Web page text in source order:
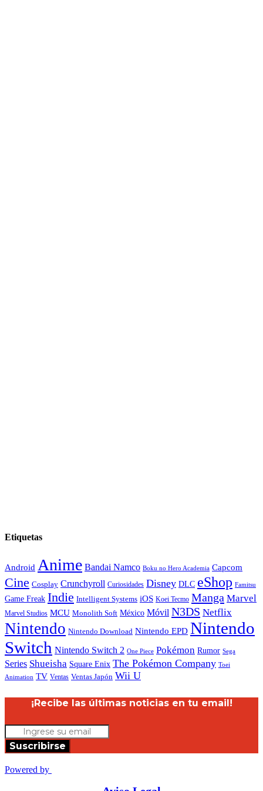
Etiquetas
Android Anime Bandai Namco Boku no Hero Academia Capcom
Cine Cosplay Crunchyroll Curiosidades Disney DLC eShop Famitsu
Game Freak Indie Intelligent Systems iOS Koei Tecmo Manga Marvel
Marvel Studios MCU Monolith Soft México Móvil N3DS Netflix
Nintendo Nintendo Download Nintendo EPD Nintendo
Switch Nintendo Switch 2 One Piece Pokémon Rumor Sega
Series Shueisha Square Enix The Pokémon Company Toei
Animation TV Ventas Ventas Japón Wii U
¡Recibe las últimas noticias en tu email!
Suscribirse
Powered by